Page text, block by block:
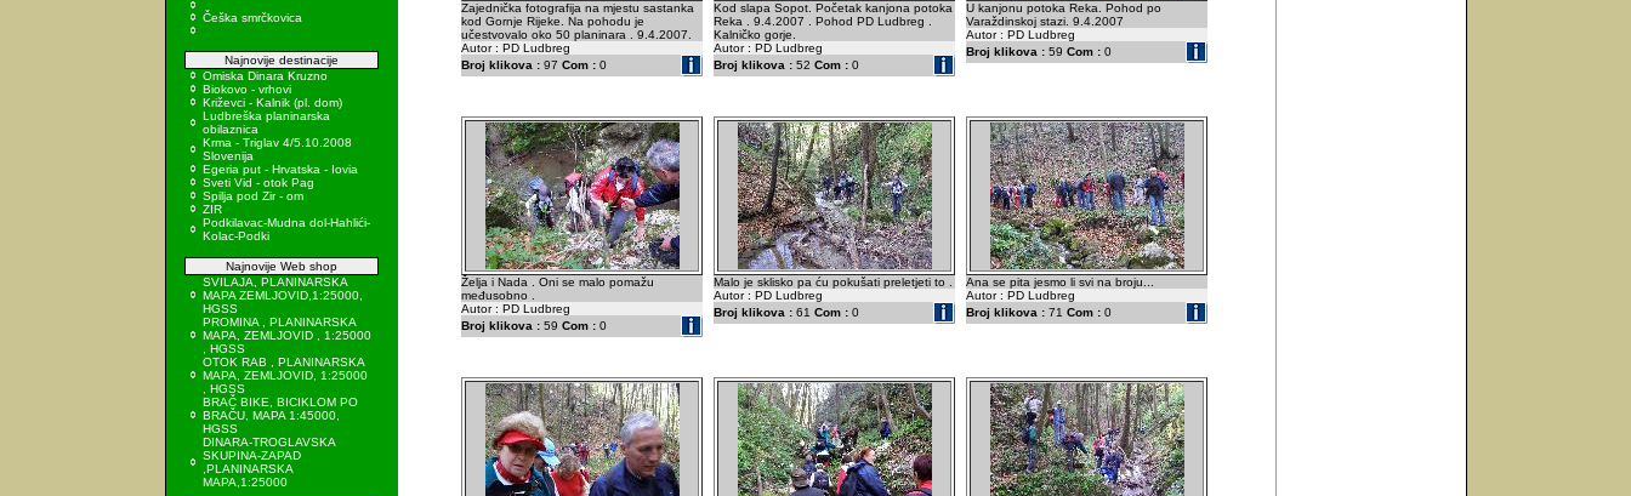
Češka smrčkovica
Najnovije destinacije
Omiska Dinara Kruzno
Biokovo - vrhovi
Križevci - Kalnik (pl. dom)
Ludbreška planinarska
obilaznica
Krma - Triglav 4/5.10.2008
Slovenija
Egeria put - Hrvatska - Iovia
Sveti Vid - otok Pag
Spilja pod Zir - om
ZIR
Podkilavac-Mudna dol-Hahlići-
Kolac-Podki
Najnovije Web shop
SVILAJA, PLANINARSKA
MAPA ZEMLJOVID,1:25000,
HGSS
PROMINA , PLANINARSKA
MAPA, ZEMLJOVID , 1:25000
, HGSS
OTOK RAB , PLANINARSKA
MAPA, ZEMLJOVID, 1:25000
, HGSS
BRAČ BIKE, BICIKLOM PO
BRAČU, MAPA 1:45000,
HGSS
DINARA-TROGLAVSKA
SKUPINA-ZAPAD
,PLANINARSKA
MAPA,1:25000
Zajednička fotografija na mjestu sastanka
kod Gornje Rijeke. Na pohodu je
učestvovalo oko 50 planinara . 9.4.2007.
Autor : PD Ludbreg
Broj klikova : 97 Com : 0
Kod slapa Sopot. Početak kanjona potoka
Reka . 9.4.2007 . Pohod PD Ludbreg .
Kalničko gorje.
Autor : PD Ludbreg
Broj klikova : 52 Com : 0
U kanjonu potoka Reka. Pohod po
Varaždinskoj stazi. 9.4.2007
Autor : PD Ludbreg
Broj klikova : 59 Com : 0
Želja i Nada . Oni se malo pomažu
međusobno .
Autor : PD Ludbreg
Broj klikova : 59 Com : 0
Malo je sklisko pa ću pokušati preletjeti to .
Autor : PD Ludbreg
Broj klikova : 61 Com : 0
Ana se pita jesmo li svi na broju...
Autor : PD Ludbreg
Broj klikova : 71 Com : 0